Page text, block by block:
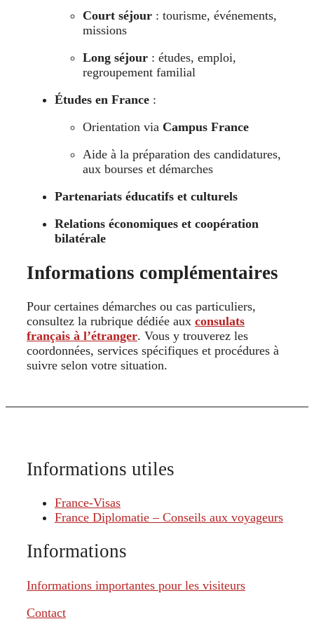
Court séjour : tourisme, événements,
missions
Long séjour : études, emploi,
regroupement familial
Études en France :
Orientation via Campus France
Aide à la préparation des candidatures,
aux bourses et démarches
Partenariats éducatifs et culturels
Relations économiques et coopération
bilatérale
Informations complémentaires
Pour certaines démarches ou cas particuliers,
consultez la rubrique dédiée aux consulats
français à l’étranger. Vous y trouverez les
coordonnées, services spécifiques et procédures à
suivre selon votre situation.
Informations utiles
France-Visas
France Diplomatie – Conseils aux voyageurs
Informations
Informations importantes pour les visiteurs
Contact